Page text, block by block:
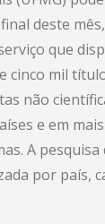
deste
que
cinco mil
não
e em
A
por país,